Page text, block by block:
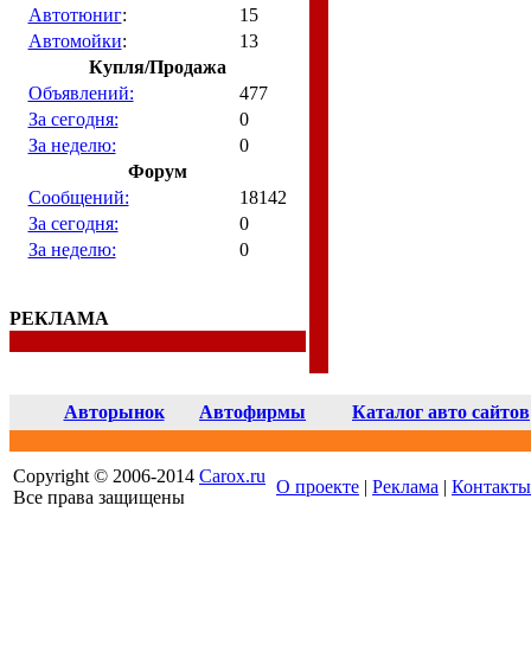
Автотюниг:
15
Автомойки:
13
Купля/Продажа
Объявлений:
477
За сегодня:
0
За неделю:
0
Форум
Сообщений:
18142
За сегодня:
0
За неделю:
0
РЕКЛАМА
Авторынок Автофирмы Каталог авто сайтов
Copyright © 2006-2014 Carox.ru
Все права защищены
О проекте | Реклама | Контакты